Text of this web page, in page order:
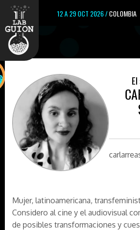
12 A 29 OCT 2026 /COLOMBIA
Mujer, latinoamericana,
Considero al cine y el audiovisual
de posibles transformaciones y